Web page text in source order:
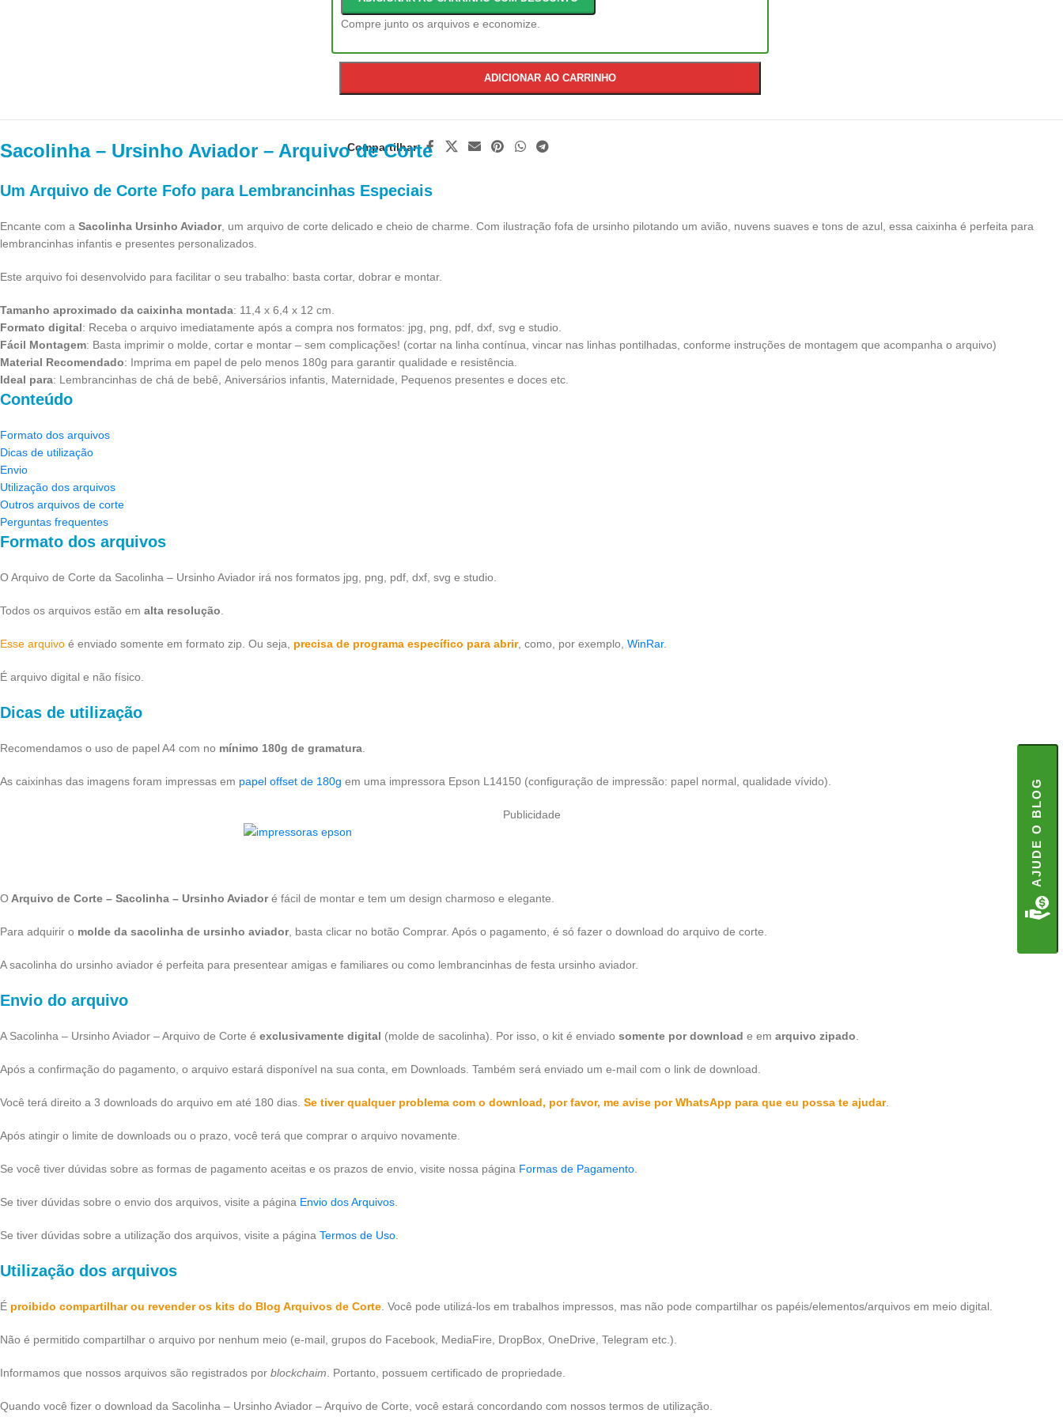
Arquivo
de
Compre junto os arquivos e economize.
ADICIONAR AO CARRINHO
Compartilhar:
Sacolinha – Ursinho Aviador – Arquivo de Corte
Um Arquivo de Corte Fofo para Lembrancinhas Especiais
Encante com a Sacolinha Ursinho Aviador, um arquivo de corte delicado e cheio de charme. Com ilustração fofa de ursinho pilotando um avião, nuvens suaves e tons de azul, essa caixinha é perfeita para
lembrancinhas infantis e presentes personalizados.
Este arquivo foi desenvolvido para facilitar o seu trabalho: basta cortar, dobrar e montar.
Tamanho aproximado da caixinha montada: 11,4 x 6,4 x 12 cm.
Formato digital: Receba o arquivo imediatamente após a compra nos formatos: jpg, png, pdf, dxf, svg e studio.
Fácil Montagem: Basta imprimir o molde, cortar e montar – sem complicações! (cortar na linha contínua, vincar nas linhas pontilhadas, conforme instruções de montagem que acompanha o arquivo)
Material Recomendado: Imprima em papel de pelo menos 180g para garantir qualidade e resistência.
Ideal para: Lembrancinhas de chá de bebê, Aniversários infantis, Maternidade, Pequenos presentes e doces etc.
Conteúdo
Formato dos arquivos
Dicas de utilização
Envio
Utilização dos arquivos
Outros arquivos de corte
Perguntas frequentes
Formato dos arquivos
O Arquivo de Corte da Sacolinha – Ursinho Aviador irá nos formatos jpg, png, pdf, dxf, svg e studio.
Todos os arquivos estão em alta resolução.
Esse arquivo é enviado somente em formato zip. Ou seja, precisa de programa específico para abrir, como, por exemplo, WinRar.
É arquivo digital e não físico.
Dicas de utilização
Recomendamos o uso de papel A4 com no mínimo 180g de gramatura.
As caixinhas das imagens foram impressas em papel offset de 180g em uma impressora Epson L14150 (configuração de impressão: papel normal, qualidade vívido).
Publicidade
OArquivo de Corte – Sacolinha – Ursinho Aviadoré fácil de montar e tem um design charmoso e elegante.
Para adquirir o molde da sacolinha de ursinho aviador, basta clicar no botão Comprar. Após o pagamento, é só fazer o download do arquivo de corte.
A sacolinha do ursinho aviador é perfeita para presentear amigas e familiares ou como lembrancinhas de festa ursinho aviador.
Envio do arquivo
A Sacolinha – Ursinho Aviador – Arquivo de Corte é exclusivamente digital (molde de sacolinha). Por isso, o kit é enviado somente por download e em arquivo zipado.
Após a confirmação do pagamento, o arquivo estará disponível na sua conta, em Downloads. Também será enviado um e-mail com o link de download.
Você terá direito a 3 downloads do arquivo em até 180 dias. Se tiver qualquer problema com o download, por favor, me avise por WhatsApp para que eu possa te ajudar.
Após atingir o limite de downloads ou o prazo, você terá que comprar o arquivo novamente.
Se você tiver dúvidas sobre as formas de pagamento aceitas e os prazos de envio, visite nossa página Formas de Pagamento.
Se tiver dúvidas sobre o envio dos arquivos, visite a página Envio dos Arquivos.
Se tiver dúvidas sobre a utilização dos arquivos, visite a página Termos de Uso.
Utilização dos arquivos
É proibido compartilhar ou revender os kits do Blog Arquivos de Corte. Você pode utilizá-los em trabalhos impressos, mas não pode compartilhar os papéis/elementos/arquivos em meio digital.
Não é permitido compartilhar o arquivo por nenhum meio (e-mail, grupos do Facebook, MediaFire, DropBox, OneDrive, Telegram etc.).
Informamos que nossos arquivos são registrados por blockchaim. Portanto, possuem certificado de propriedade.
Quando você fizer o download da Sacolinha – Ursinho Aviador – Arquivo de Corte, você estará concordando com nossos termos de utilização.
AJUDE O BLOG